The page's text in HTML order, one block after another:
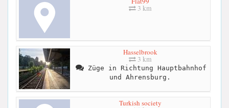
3 km
Hasselbrook
3 km
Züge in Richtung Hauptbahnhof
und Ahrensburg.
Turkish society